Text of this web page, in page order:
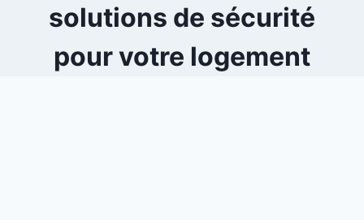
solutions de sécurité
pour votre logement